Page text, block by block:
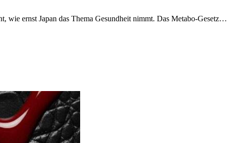
ernst Japan das Thema Gesundheit nimmt. Das Metabo-Gesetz…